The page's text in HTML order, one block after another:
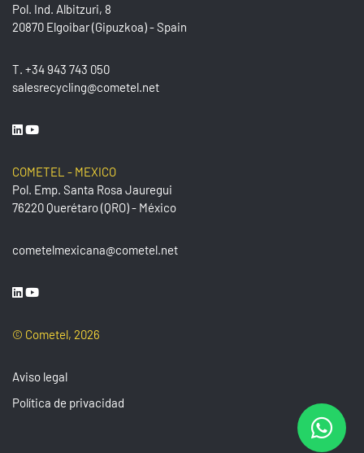
Pol. Ind. Albitzuri, 8
20870 Elgoibar (Gipuzkoa) - Spain
T. +34 943 743 050
salesrecycling@cometel.net
COMETEL - MEXICO
Pol. Emp. Santa Rosa Jauregui
76220 Querétaro (QRO) - México
cometelmexicana@cometel.net
© Cometel, 2026
Aviso legal
Política de privacidad